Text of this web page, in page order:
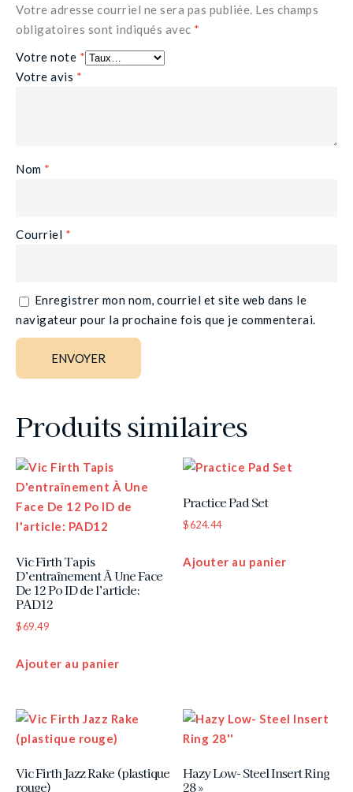
Votre adresse courriel ne sera pas publiée. Les champs
obligatoires sont indiqués avec *
Votre note *
Votre avis *
Nom *
Courriel *
Enregistrer mon nom, courriel et site web dans le
navigateur pour la prochaine fois que je commenterai.
Produits similaires
Vic Firth Tapis
D’entraînement À Une Face
De 12 Po ID de l’article:
PAD12
$69.49
Ajouter au panier
Practice Pad Set
$624.44
Ajouter au panier
Vic Firth Jazz Rake (plastique
rouge)
Hazy Low- Steel Insert Ring
28 »